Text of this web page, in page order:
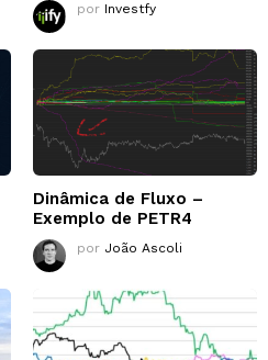
por Investfy
Dinâmica de Fluxo –
Exemplo de PETR4
por João Ascoli